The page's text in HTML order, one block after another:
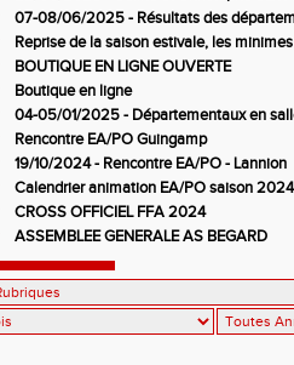
07-08/06/2025 - Résultats des
Reprise de la saison estivale, les
BOUTIQUE EN LIGNE OUVERTE
Boutique en ligne
04-05/01/2025 - Départementaux en
Rencontre EA/PO Guingamp
19/10/2024 - Rencontre EA/PO - Lannion
Calendrier animation EA/PO saison
CROSS OFFICIEL FFA 2024
ASSEMBLEE GENERALE AS BEGARD